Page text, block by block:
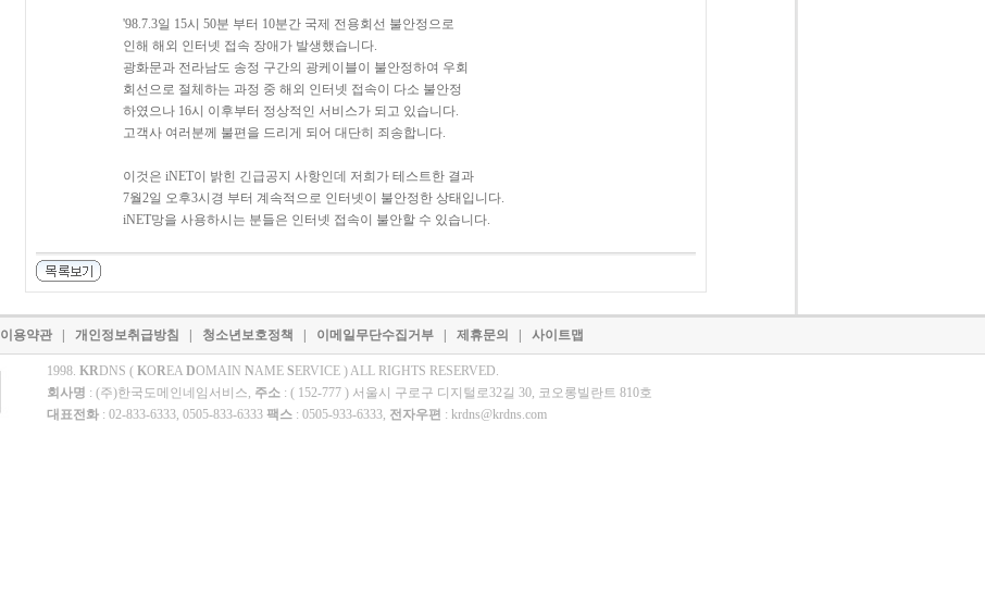
'98.7.3일 15시 50분 부터 10분간 국제 전용회선 불안정으로
인해 해외 인터넷 접속 장애가 발생했습니다.
광화문과 전라남도 송정 구간의 광케이블이 불안정하여 우회
회선으로 절체하는 과정 중 해외 인터넷 접속이 다소 불안정
하였으나 16시 이후부터 정상적인 서비스가 되고 있습니다.
고객사 여러분께 불편을 드리게 되어 대단히 죄송합니다.
이것은 iNET이 밝힌 긴급공지 사항인데 저희가 테스트한 결과
7월2일 오후3시경 부터 계속적으로 인터넷이 불안정한 상태입니다.
iNET망을 사용하시는 분들은 인터넷 접속이 불안할 수 있습니다.
이용약관 개인정보취급방침 청소년보호정책 이메일무단수집거부 제휴문의 사이트맵
1998. KRDNS ( KOREA DOMAIN NAME S ERVICE ) ALL RIGHTS RESERVED.
회사명 : (주)한국도메인네임서비스, 주소 : ( 152-777 ) 서울시 구로구 디지털로32길 30, 코오롱빌란트 810호
대표전화 : 02-833-6333, 0505-833-6333 팩스 : 0505-933-6333, 전자우편 : krdns@krdns.com